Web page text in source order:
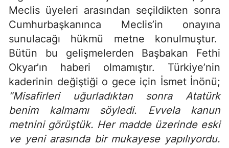
Meclis üyeleri arasından seçildikten sonra
Cumhurbaşkanınca Meclis’in onayına
sunulacağı hükmü metne konulmuştur.
Bütün bu gelişmelerden Başbakan Fethi
Okyar’ın haberi olmamıştır. Türkiye’nin
kaderinin değiştiği o gece için İsmet İnönü;
“Misafirleri uğurladıktan sonra Atatürk
benim kalmamı söyledi. Evvela kanun
metnini görüştük. Her madde üzerinde eski
ve yeni arasında bir mukayese yapılıyordu.